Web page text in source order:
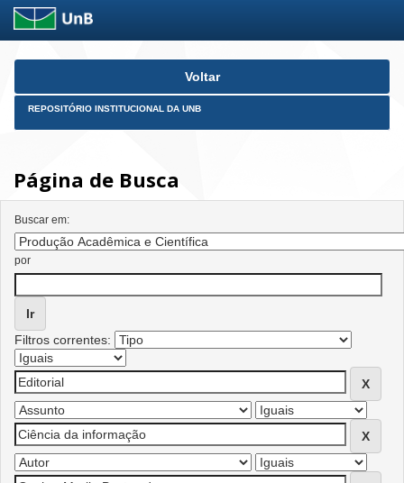
Skip
Voltar
REPOSITÓRIO INSTITUCIONAL DA UNB
Página de Busca
Buscar em:
por
Filtros correntes: